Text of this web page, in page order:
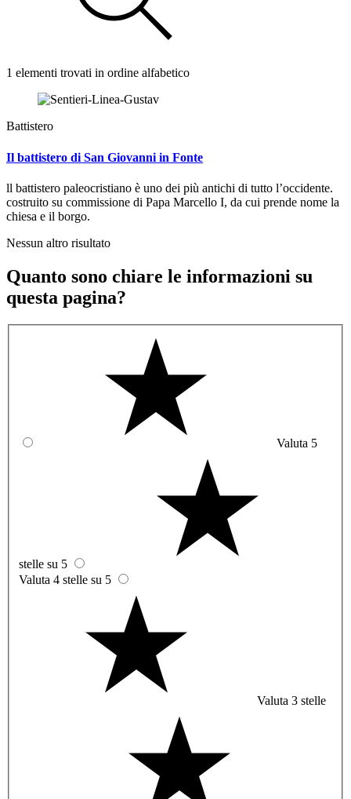
1 elementi trovati in ordine alfabetico
Battistero
Il battistero di San Giovanni in Fonte
ll battistero paleocristiano è uno dei più antichi di tutto l’occidente.
costruito su commissione di Papa Marcello I, da cui prende nome la
chiesa e il borgo.
Nessun altro risultato
Quanto sono chiare le informazioni su
questa pagina?
Valuta 5
stelle su 5
Valuta 4 stelle su 5
Valuta 3 stelle